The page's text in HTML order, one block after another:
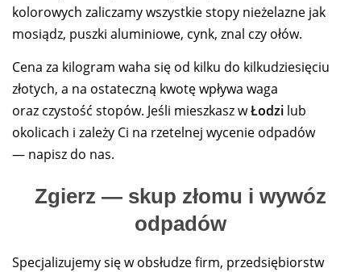
kolorowych zaliczamy wszystkie stopy nieżelazne jak
mosiądz, puszki aluminiowe, cynk, znal czy ołów.
Cena za kilogram waha się od kilku do kilkudziesięciu
złotych, a na ostateczną kwotę wpływa waga
oraz czystość stopów. Jeśli mieszkasz wŁodzi lub
okolicach i zależy Ci na rzetelnej wycenie odpadów
— napisz do nas.
Zgierz — skup złomu i wywóz
odpadów
Specjalizujemy się w obsłudze firm, przedsiębiorstw